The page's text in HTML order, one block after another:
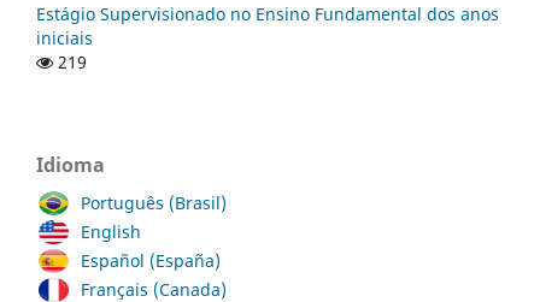
Estágio Supervisionado no Ensino Fundamental dos anos
iniciais
219
Idioma
Português (Brasil)
English
Español (España)
Français (Canada)